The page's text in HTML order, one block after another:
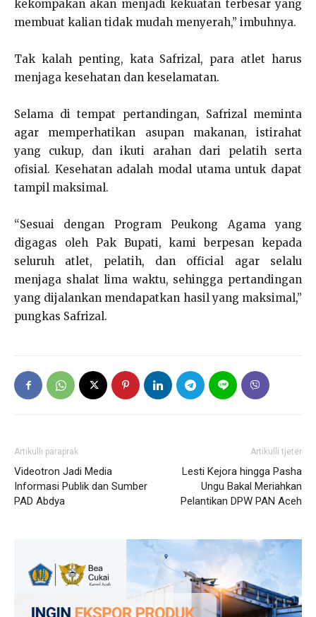
kekompakan akan menjadi kekuatan terbesar yang
membuat kalian tidak mudah menyerah,” imbuhnya.
Tak kalah penting, kata Safrizal, para atlet harus
menjaga kesehatan dan keselamatan.
Selama di tempat pertandingan, Safrizal meminta
agar memperhatikan asupan makanan, istirahat
yang cukup, dan ikuti arahan dari pelatih serta
ofisial. Kesehatan adalah modal utama untuk dapat
tampil maksimal.
“Sesuai dengan Program Peukong Agama yang
digagas oleh Pak Bupati, kami berpesan kepada
seluruh atlet, pelatih, dan official agar selalu
menjaga shalat lima waktu, sehingga pertandingan
yang dijalankan mendapatkan hasil yang maksimal,”
pungkas Safrizal.
Artikulli paraprak
Videotron Jadi Media
Informasi Publik dan Sumber
PAD Abdya
Artikulli tjetër
Lesti Kejora hingga Pasha
Ungu Bakal Meriahkan
Pelantikan DPW PAN Aceh